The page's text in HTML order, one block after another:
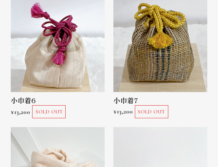
小巾着6
¥13,200 SOLD OUT
小巾着7
¥13,200 SOLD OUT